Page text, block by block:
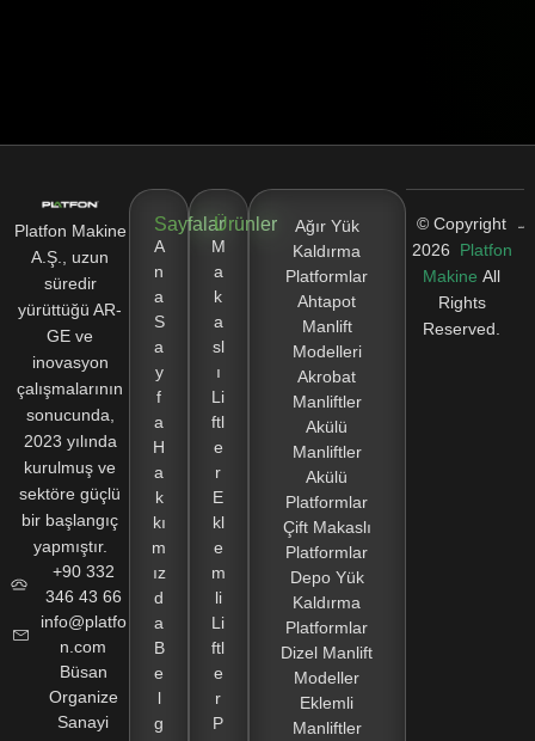
Platfon Makine
A.Ş., uzun
süredir
yürüttüğü AR-
GE ve
inovasyon
çalışmalarının
sonucunda,
2023 yılında
kurulmuş ve
sektöre güçlü
bir başlangıç
yapmıştır.
+90 332
346 43 66
info@platfo
n.com
Büsan
Organize
Sanayi
Sayfalar
A
n
a
S
a
y
f
a
H
a
k
kı
m
ız
d
a
B
e
l
g
Ürünler
M
a
k
a
sl
ı
Li
ftl
e
r
E
kl
e
m
li
Li
ftl
e
r
P
Ağır Yük
Kaldırma
Platformlar
Ahtapot
Manlift
Modelleri
Akrobat
Manliftler
Akülü
Manliftler
Akülü
Platformlar
Çift Makaslı
Platformlar
Depo Yük
Kaldırma
Platformlar
Dizel Manlift
Modeller
Eklemli
Manliftler
© Copyright
2026
Platfon
Makine All
Rights
Reserved.